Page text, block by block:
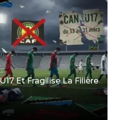
Et Fragilise La Filière